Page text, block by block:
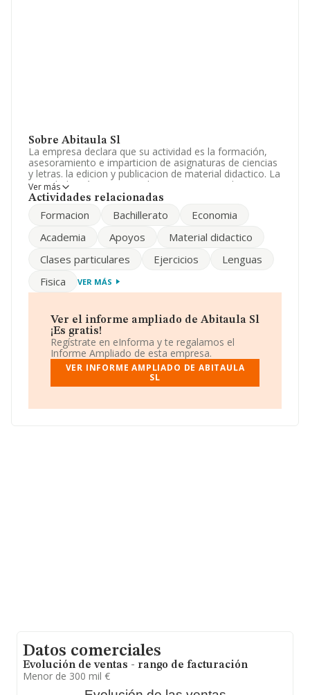
Sobre Abitaula Sl
La empresa declara que su actividad es la formación,
asesoramiento e imparticion de asignaturas de ciencias
y letras. la edicion y publicacion de material didactico. La
sociedad está inscrita en el Registro Mercantil como
Sociedad Limitada. Tiene CNAE: 8532 - 'Educación
actividad en mercados exteriores.
Puedes consultar su página web aquí:
en Calle Isaac Albeniz núm. 3 Bj D, (28222),
Majadahonda, Madrid.
En relación con el sector y disponiendo de los datos de
hasta 3.669 empresas, la facturación en el ámbito
nacional alcanza los 685 millones de euros y se estima
que el promedio de la facturación entre todas las
empresas es de 186 mil euros. En relación con la
información de la provincia de Madrid, en la base de
datos INFORMA constan 940 empresas, cuyas ventas
el fin de ampliar la información relativa a las compañías,
Ver más
Actividades relacionadas
Formacion Bachillerato
Economia
Academia
Apoyos
Material didactico
Clases particulares
Ejercicios
Lenguas
Fisica
VER MÁS
Ver el informe ampliado de Abitaula Sl
¡Es gratis!
Regístrate en eInforma y te regalamos el
Informe Ampliado de esta empresa.
VER INFORME AMPLIADO DE ABITAULA
SL
Datos comerciales
Evolución de ventas - rango de facturación
Menor de 300 mil €